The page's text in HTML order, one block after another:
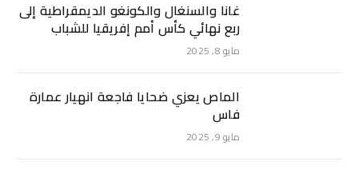
غانا والسنغال والكونغو الديمقراطية إلى
ربع نهائي كأس أمم إفريقيا للشباب
مايو 8, 2025
الماص يعزي ضحايا فاجعة انهيار عمارة
فاس
مايو 9, 2025